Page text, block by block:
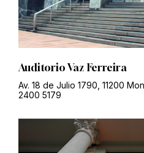
Auditorio Vaz Ferreira
Av. 18 de Julio 1790, 11200
2400 5179